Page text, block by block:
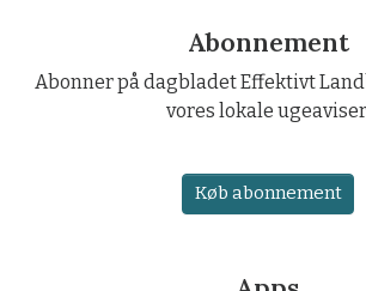
Abonnement
Abonner på dagbladet Effektivt
vores lokale
Køb abonnement